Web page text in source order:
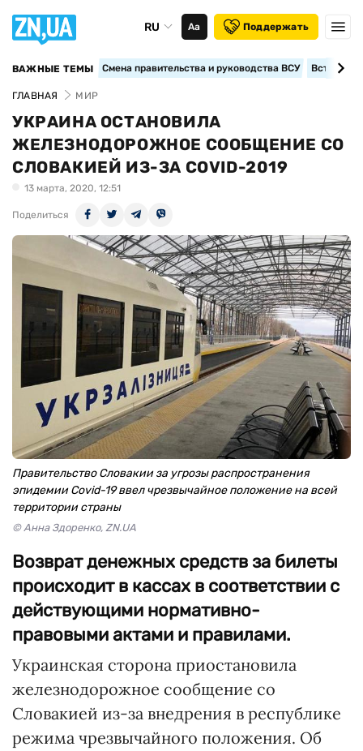
RU Аа Поддержать
ВАЖНЫЕ ТЕМЫ Смена правительства и руководства ВСУ
ГЛАВНАЯ МИР
УКРАИНА ОСТАНОВИЛА
ЖЕЛЕЗНОДОРОЖНОЕ СООБЩЕНИЕ СО
СЛОВАКИЕЙ ИЗ-ЗА COVID-2019
13 марта, 2020, 12:51
Поделиться
Правительство Словакии за угрозы распространения
эпидемии Cоvid-19 ввел чрезвычайное положение на всей
территории страны
© Анна Здоренко, ZN.UA
Возврат денежных средств за билеты
происходит в кассах в соответствии с
действующими нормативно-
правовыми актами и правилами.
Украинская сторона приостановила
железнодорожное сообщение со
Словакией из-за внедрения в республике
режима чрезвычайного положения. Об